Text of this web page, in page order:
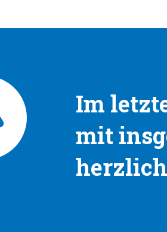
Im
mit